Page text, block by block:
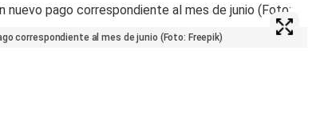
correspondiente al mes de junio (Foto: Freepik)